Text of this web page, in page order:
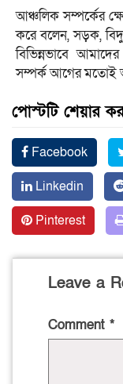
আঞ্চলিক সম্পর্কের
করে বলেন, সড়ক,
বিভিন্নভাবে
সম্পর্ক আগের মতোই
পোস্টটি শেয়ার
Facebook
Linkedin
Pinterest
Leave a
Comment *